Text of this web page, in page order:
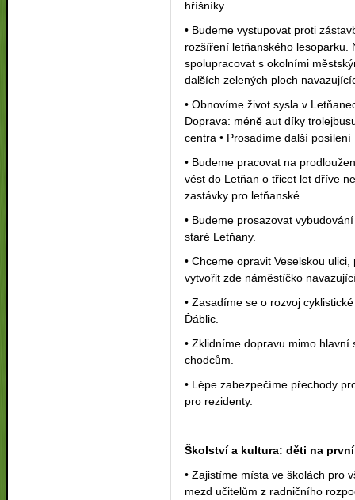
hříšníky.
• Budeme vystupovat proti
rozšíření letňanského lesoparku.
spolupracovat s okolními
dalších zelených ploch
• Obnovíme život sysla v
Doprava: méně aut díky
centra • Prosadíme další
• Budeme pracovat na
vést do Letňan o třicet let dříve
zastávky pro letňanské.
• Budeme prosazovat
staré Letňany.
• Chceme opravit Veselskou
vytvořit zde náměstíčko
• Zasadíme se o rozvoj
Ďáblic.
• Zklidníme dopravu mimo
chodcům.
• Lépe zabezpečíme přechody
pro rezidenty.
Školství a kultura: děti na
• Zajistíme místa ve školách pro
mezd učitelům z radničního